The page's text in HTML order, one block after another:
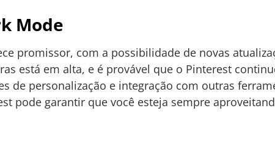
Mode
promissor, com a possibilidade de novas
está em alta, e é provável que o Pinterest
de personalização e integração com outras
pode garantir que você esteja sempre